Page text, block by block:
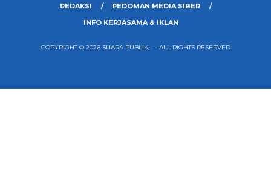
REDAKSI
PEDOMAN MEDIA SIBER
INFO KERJASAMA & IKLAN
COPYRIGHT © 2026 SUARA PUBLIK – - ALL RIGHTS RESERVED